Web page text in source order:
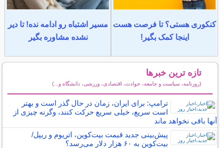
کنکوری هستی؟ تا فرصت هست
اینجا کمک بگیر!
مسیر اشتباه رو ادامه نده! تا دیر
نشده مشاوره بگیر
تازه ترین خبرها
(روزنامه، سیاست و جامعه، حوادث، اقتصادی، ورزشی، دانشگاه و...)
ترامپ: برای ایران، زمان در حال گذر است و بهتر
است سریع، خیلی سریع حرکت کنند، وگرنه چیزی از
آنها باقی نخواهد ماند
پیش‌بینی جدید قیمت بیت‌کوین، اتریوم و ریپل/
بیت‌کوین به ۶۰ هزار دلار می‌رسد؟